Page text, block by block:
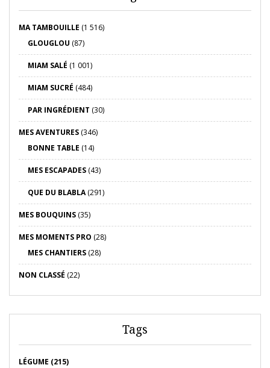
MA TAMBOUILLE (1 516)
GLOUGLOU (87)
MIAM SALÉ (1 001)
MIAM SUCRÉ (484)
PAR INGRÉDIENT (30)
MES AVENTURES (346)
BONNE TABLE (14)
MES ESCAPADES (43)
QUE DU BLABLA(291)
MES BOUQUINS (35)
MES MOMENTS PRO (28)
MES CHANTIERS (28)
NON CLASSÉ (22)
Tags
LÉGUME (215)